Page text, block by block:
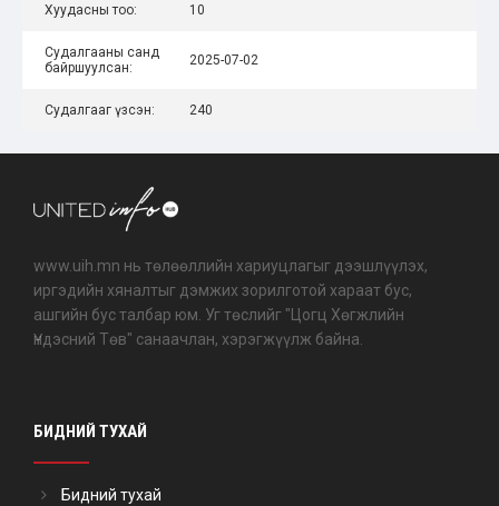
Хуудасны тоо: 10
Судалгааны санд
байршуулсан:
2025-07-02
Судалгааг үзсэн: 240
www.uih.mn нь төлөөллийн хариуцлагыг дээшлүүлэх,
иргэдийн хяналтыг дэмжих зорилготой хараат бус,
ашгийн бус талбар юм. Уг төслийг "Цогц Хөгжлийн
Үндэсний Төв" санаачлан, хэрэгжүүлж байна.
БИДНИЙ ТУХАЙ
Бидний тухай